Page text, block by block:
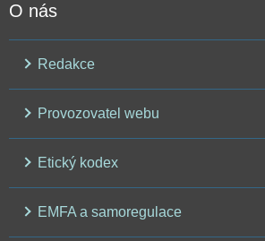
O nás
Redakce
Provozovatel webu
Etický kodex
EMFA a samoregulace